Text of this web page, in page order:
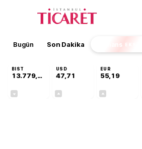
Bugün Son Dakika Finans
BIST
13.779,39
USD
47,71
EUR
55,19